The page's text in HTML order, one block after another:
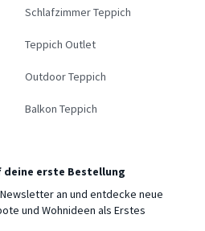
Schlafzimmer Teppich
Teppich Outlet
Outdoor Teppich
Balkon Teppich
deine erste Bestellung
an und entdecke neue
und Wohnideen als Erstes